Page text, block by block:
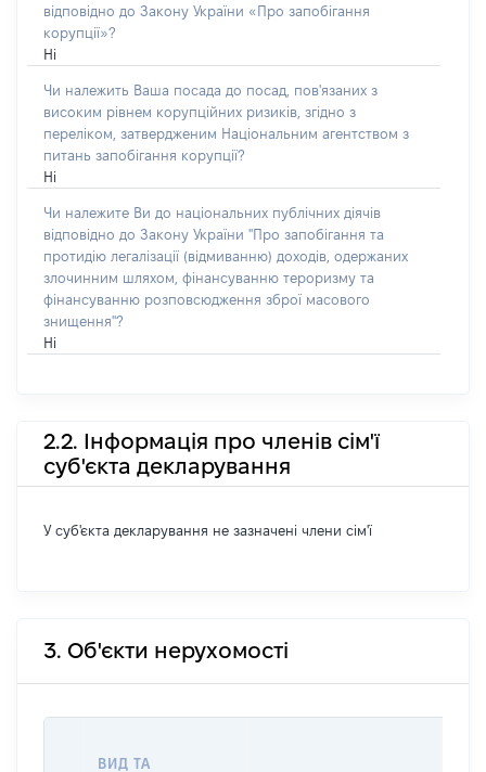
відповідно до Закону України «Про запобігання
корупції»?
Ні
Чи належить Ваша посада до посад, пов'язаних з
високим рівнем корупційних ризиків, згідно з
переліком, затвердженим Національним агентством з
питань запобігання корупції?
Ні
Чи належите Ви до національних публічних діячів
відповідно до Закону України "Про запобігання та
протидію легалізації (відмиванню) доходів, одержаних
злочинним шляхом, фінансуванню тероризму та
фінансуванню розповсюдження зброї масового
знищення"?
Ні
2.2. Інформація про членів сім'ї
суб'єкта декларування
У суб'єкта декларування не зазначені члени сім'ї
3. Об'єкти нерухомості
ВИД ТА